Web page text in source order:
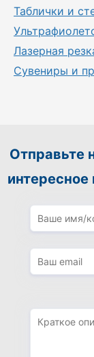
Таблички и
Лазерная
Сувениры и
Отправьте